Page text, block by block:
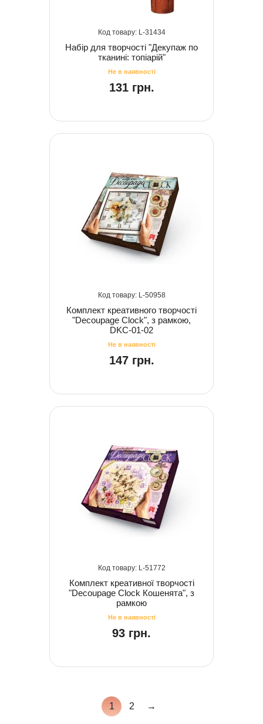
31434
Набір для творчості "Декупаж по
тканині: топіарій"
131 грн.
50958
Комплект креативного творчості
"Decoupage Clock", з рамкою,
DKC-01-02
147 грн.
51772
Комплект креативної творчості
"Decoupage Clock Кошенята", з
рамкою
93 грн.
1 2 →